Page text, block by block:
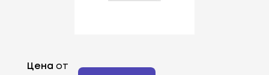
Цена от